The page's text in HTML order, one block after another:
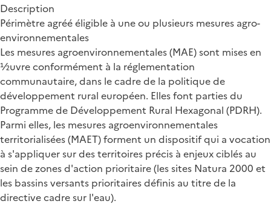
Description
Périmètre agréé éligible à une ou plusieurs mesures agro-
environnementales
Les mesures agroenvironnementales (MAE) sont mises en
½uvre conformément à la réglementation
communautaire, dans le cadre de la politique de
développement rural européen. Elles font parties du
Programme de Développement Rural Hexagonal (PDRH).
Parmi elles, les mesures agroenvironnementales
territorialisées (MAET) forment un dispositif qui a vocation
à s'appliquer sur des territoires précis à enjeux ciblés au
sein de zones d'action prioritaire (les sites Natura 2000 et
les bassins versants prioritaires définis au titre de la
directive cadre sur l'eau).